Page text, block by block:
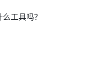
工具吗？